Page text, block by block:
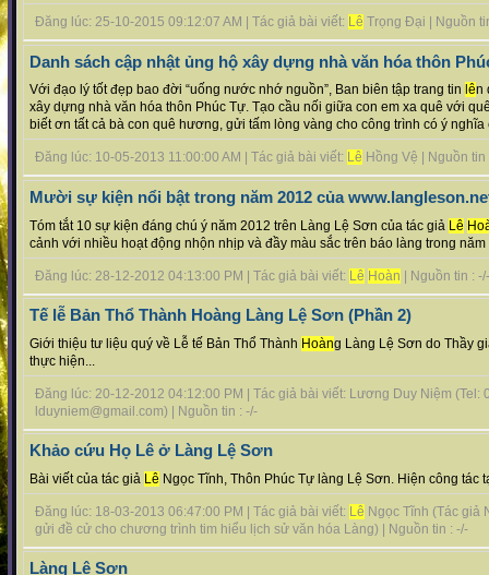
Đăng lúc: 25-10-2015 09:12:07 AM | Tác giả bài viết: Lê Trọng Đại | Nguồn
Danh sách cập nhật ủng hộ xây dựng nhà văn hóa thôn
Với đạo lý tốt đẹp bao đời “uống nước nhớ nguồn”, Ban biên tập trang tin lên
xây dựng nhà văn hóa thôn Phúc Tự. Tạo cầu nối giữa con em xa quê với
biết ơn tất cả bà con quê hương, gửi tấm lòng vàng cho công trình có ý nghĩa
Đăng lúc: 10-05-2013 11:00:00 AM | Tác giả bài viết: Lê Hồng Vệ | Nguồn tin
Mười sự kiện nổi bật trong năm 2012 của
Tóm tắt 10 sự kiện đáng chú ý năm 2012 trên Làng Lệ Sơn của tác giả Lê
cảnh với nhiều hoạt động nhộn nhịp và đầy màu sắc trên báo làng trong năm
Đăng lúc: 28-12-2012 04:13:00 PM | Tác giả bài viết: Lê Hoàn | Nguồn tin : -/-
Tế lễ Bản Thổ Thành Hoàng Làng Lệ Sơn (Phần 2)
Giới thiệu tư liệu quý về Lễ tế Bản Thổ Thành Hoàng Làng Lệ Sơn do Thầy
thực hiện...
Đăng lúc: 20-12-2012 04:12:00 PM | Tác giả bài viết: Lương Duy Niệm
lduyniem@gmail.com) | Nguồn tin : -/-
Khảo cứu Họ Lê ở Làng Lệ Sơn
Bài viết của tác giả Lê Ngọc Tĩnh, Thôn Phúc Tự làng Lệ Sơn. Hiện công tác
Đăng lúc: 18-03-2013 06:47:00 PM | Tác giả bài viết: Lê Ngọc Tĩnh (Tác giả
gửi đề cử cho chương trình tim hiểu lịch sử văn hóa Làng) | Nguồn tin : -/-
Làng Lệ Sơn